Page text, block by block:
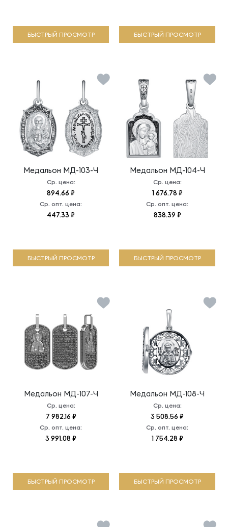
БЫСТРЫЙ ПРОСМОТР БЫСТРЫЙ ПРОСМОТР
Медальон МД-103-Ч
Ср. цена:
894.66 ₽
Ср. опт. цена:
447.33 ₽
БЫСТРЫЙ ПРОСМОТР
Медальон МД-104-Ч
Ср. цена:
1 676.78 ₽
Ср. опт. цена:
838.39 ₽
БЫСТРЫЙ ПРОСМОТР
Медальон МД-107-Ч
Ср. цена:
7 982.16 ₽
Ср. опт. цена:
3 991.08 ₽
БЫСТРЫЙ ПРОСМОТР
Медальон МД-108-Ч
Ср. цена:
3 508.56 ₽
Ср. опт. цена:
1 754.28 ₽
БЫСТРЫЙ ПРОСМОТР